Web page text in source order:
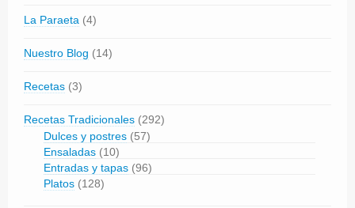
La Paraeta (4)
Nuestro Blog (14)
Recetas (3)
Recetas Tradicionales (292)
Dulces y postres (57)
Ensaladas (10)
Entradas y tapas (96)
Platos (128)